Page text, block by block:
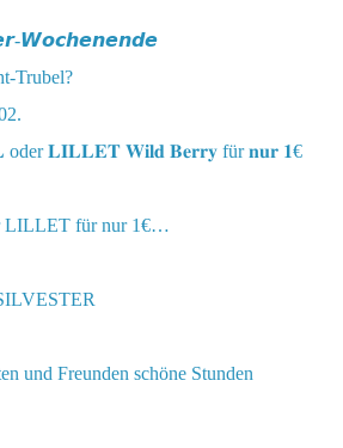
𝙒𝙤𝙘𝙝𝙚𝙣𝙚𝙣𝙙𝙚
Trubel?
𝐋𝐈𝐋𝐋𝐄𝐓 𝐖𝐢𝐥𝐝 𝐁𝐞𝐫𝐫𝐲 für 𝐧𝐮𝐫 𝟏€
LILLET für nur 1€…
und Freunden schöne Stunden